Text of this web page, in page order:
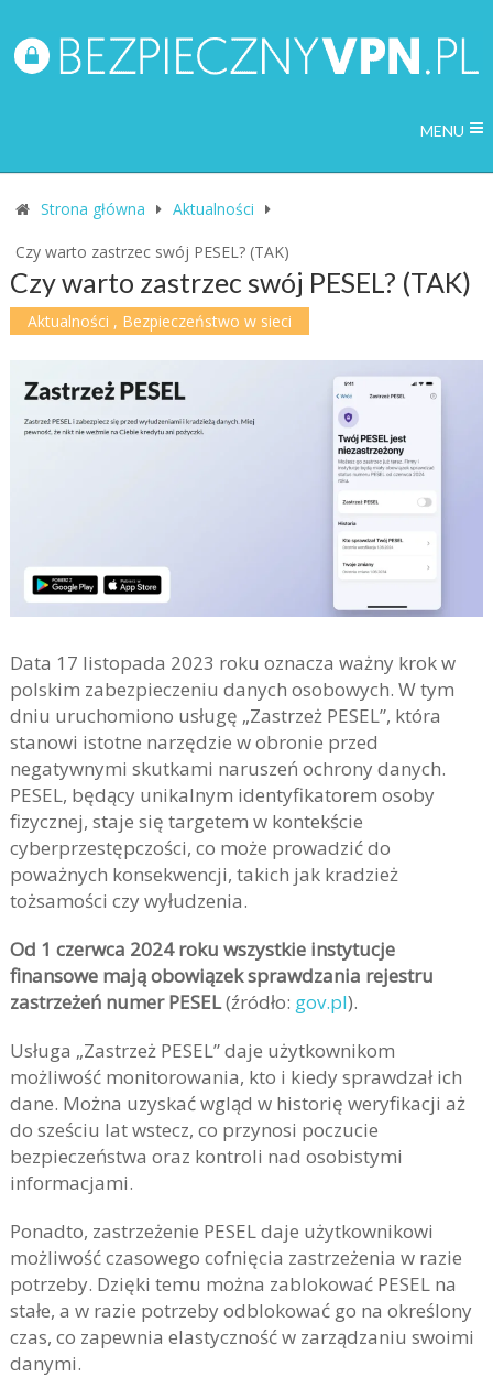
MENU
Strona główna Aktualności
Czy warto zastrzec swój PESEL? (TAK)
Czy warto zastrzec swój PESEL? (TAK)
Aktualności , Bezpieczeństwo w sieci
Data 17 listopada 2023 roku oznacza ważny krok w
polskim zabezpieczeniu danych osobowych. W tym
dniu uruchomiono usługę „Zastrzeż PESEL”, która
stanowi istotne narzędzie w obronie przed
negatywnymi skutkami naruszeń ochrony danych.
PESEL, będący unikalnym identyfikatorem osoby
fizycznej, staje się targetem w kontekście
cyberprzestępczości, co może prowadzić do
poważnych konsekwencji, takich jak kradzież
tożsamości czy wyłudzenia.
Od 1 czerwca 2024 roku wszystkie instytucje
finansowe mają obowiązek sprawdzania rejestru
zastrzeżeń numer PESEL(źródło: gov.pl).
Usługa „Zastrzeż PESEL” daje użytkownikom
możliwość monitorowania, kto i kiedy sprawdzał ich
dane. Można uzyskać wgląd w historię weryfikacji aż
do sześciu lat wstecz, co przynosi poczucie
bezpieczeństwa oraz kontroli nad osobistymi
informacjami.
Ponadto, zastrzeżenie PESEL daje użytkownikowi
możliwość czasowego cofnięcia zastrzeżenia w razie
potrzeby. Dzięki temu można zablokować PESEL na
stałe, a w razie potrzeby odblokować go na określony
czas, co zapewnia elastyczność w zarządzaniu swoimi
danymi.